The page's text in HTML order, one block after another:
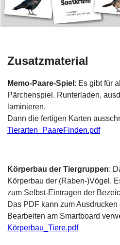
Zusatzmaterial
Memo-Paare-Spiel : Es gibt für
Pärchenspiel. Runterladen,
laminieren.
Dann die fertigen Karten
Tierarten_PaareFinden.pdf
Körperbau der Tiergruppen:
Körperbau der (Raben-)Vögel.
zum Selbst-Eintragen der
Das PDF kann zum
Bearbeiten am Smartboard
Körperbau_Tiere.pdf